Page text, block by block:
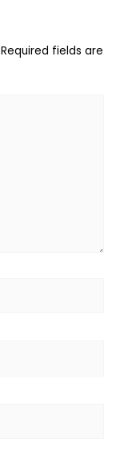
Required fields are